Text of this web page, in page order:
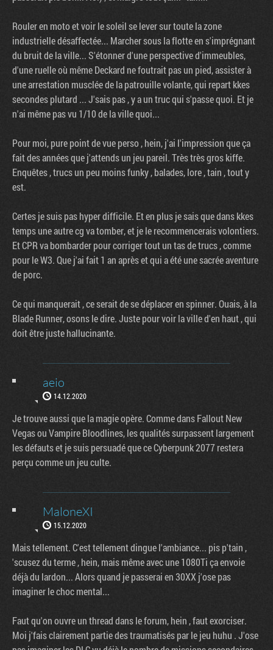
Rouler en moto et voir le soleil se lever sur toute la zone
industrielle désaffectée... Marcher sous la flotte en s'imprégnant
du bruit de la ville... S'étonner d'une perspective d'immeubles,
d'une ruelle où même Deckard ne foutrait pas un pied, assister à
une arrestation musclée de la patrouille volante, qui repart kkes
secondes plutard ... J'sais pas , y a un truc qui s'passe quoi. Et je
n'ai même pas vu 1/10 de la ville quoi...
Pour moi, pure point de vue perso , hein, j'ai l'impression que ça
fait des années que j'attends un jeu pareil. Très très gros kiffe.
Enquêtes , trucs un peu moins funky , balades, lore , tain , tout y
est.
Certes je suis pas hyper difficile. Et en plus je sais que dans kkes
temps une autre cg va tomber, et je le recommencerais volontiers.
Et CPR va bombarder pour corriger tout un tas de trucs , comme
pour le W3. Que j'ai fait 1 an après et qui a été une sacrée aventure
de porc.
Ce qui manquerait , ce serait de se déplacer en spinner. Ouais, à la
Blade Runner, osons le dire. Juste pour voir la ville d'en haut , qui
doit être juste hallucinante.
aeio
14.12.2020
Je trouve aussi que la magie opère. Comme dans Fallout New
Vegas ou Vampire Bloodlines, les qualités surpassent largement
les défauts et je suis persuadé que ce Cyberpunk 2077 restera
perçu comme un jeu culte.
MaloneXI
15.12.2020
Mais tellement. C'est tellement dingue l'ambiance... pis p'tain ,
'scusez du terme , hein, mais même avec une 1080Ti ça envoie
déjà du lardon... Alors quand je passerai en 30XX j'ose pas
imaginer le choc mental...
Faut qu'on ouvre un thread dans le forum, hein , faut exorciser.
Moi j'fais clairement partie des traumatisés par le jeu huhu . J'ose